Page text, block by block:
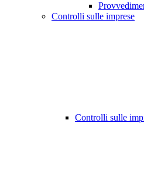
Controlli sulle imprese
Controlli sulle